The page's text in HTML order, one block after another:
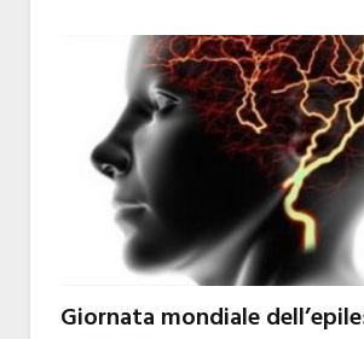
Giornata mondiale